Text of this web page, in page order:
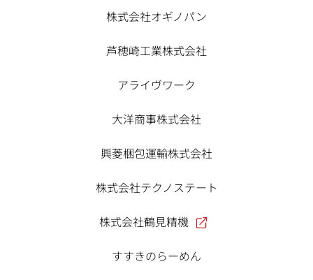
株式会社オギノパン
芦穂崎工業株式会社
アライヴワーク
大洋商事株式会社
興菱梱包運輸株式会社
株式会社テクノステート
株式会社鶴見精機
すすきのらーめん